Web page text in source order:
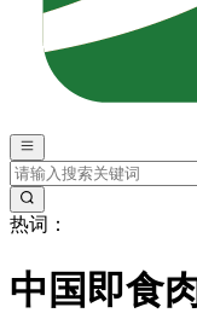
热词：
中国即食